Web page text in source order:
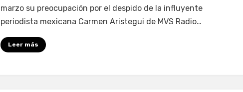
marzo su preocupación por el despido de la influyente
periodista mexicana Carmen Aristegui de MVS Radio…
Leer más